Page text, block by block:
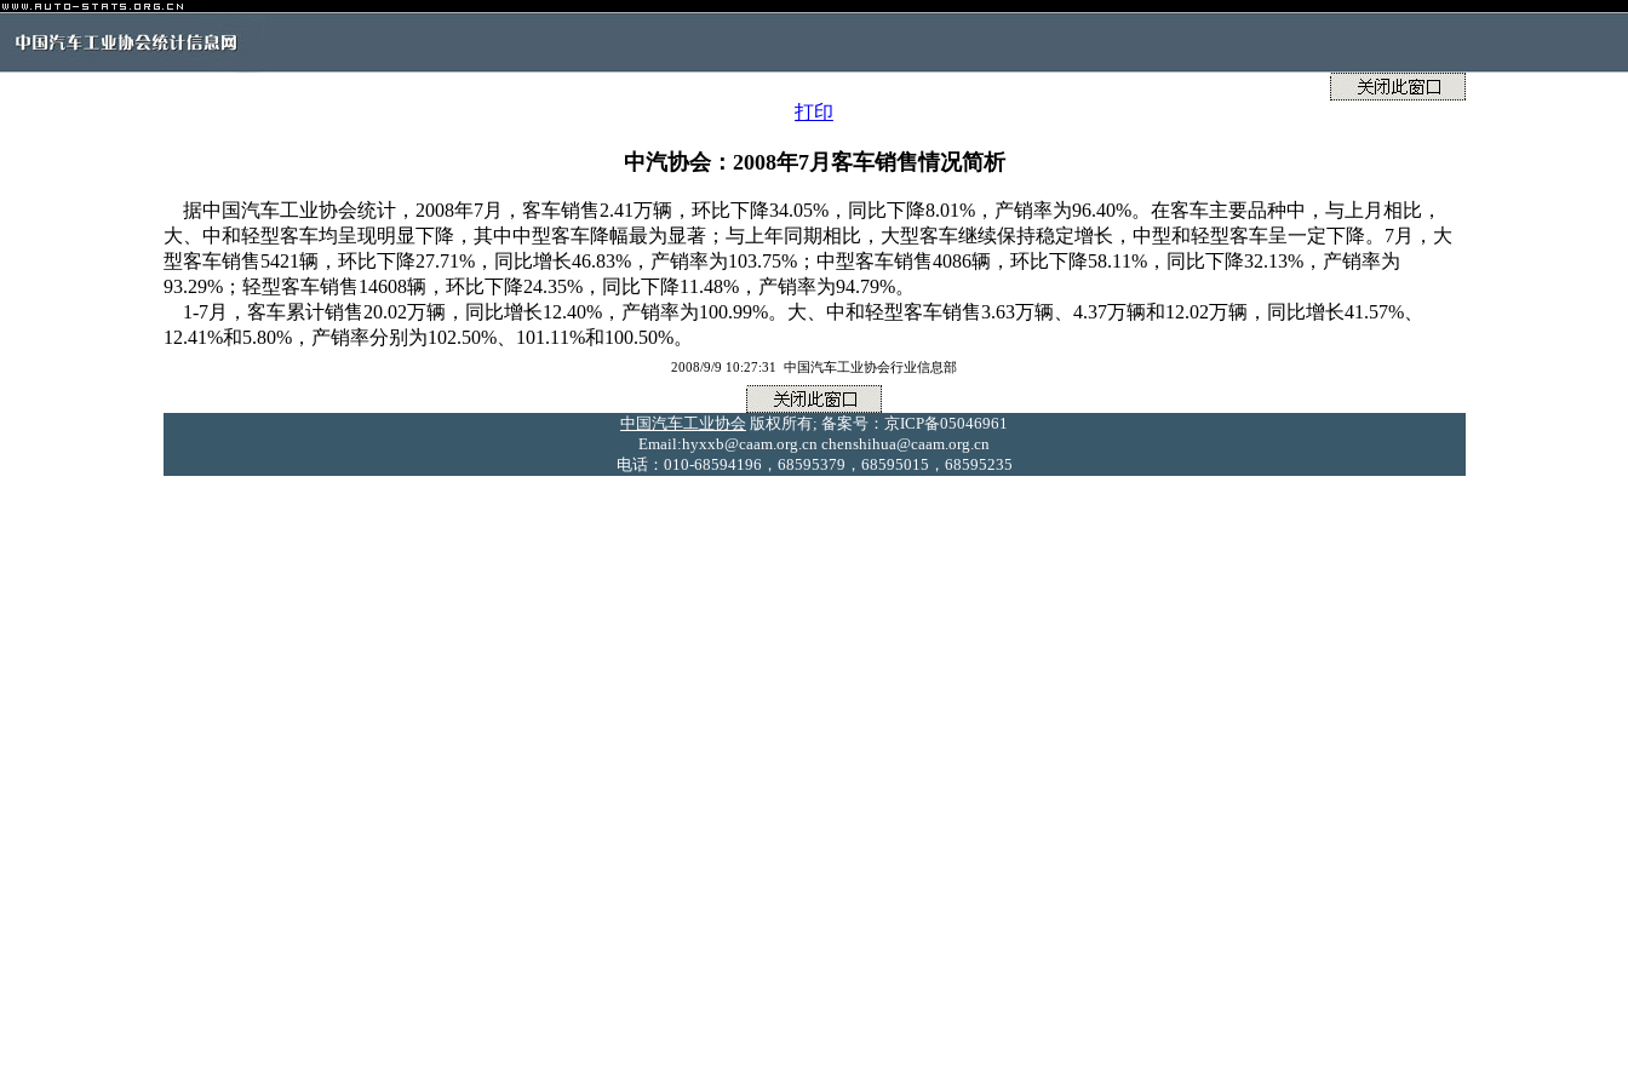
打印
中汽协会：2008年7月客车销售情况简析
据中国汽车工业协会统计，2008年7月，客车销售2.41万辆，环比下降34.05%，同比下降8.01%，产销率为96.40%。在客车主要品种中，与上月相比，
大、中和轻型客车均呈现明显下降，其中中型客车降幅最为显著；与上年同期相比，大型客车继续保持稳定增长，中型和轻型客车呈一定下降。7月，大
型客车销售5421辆，环比下降27.71%，同比增长46.83%，产销率为103.75%；中型客车销售4086辆，环比下降58.11%，同比下降32.13%，产销率为
93.29%；轻型客车销售14608辆，环比下降24.35%，同比下降11.48%，产销率为94.79%。
1-7月，客车累计销售20.02万辆，同比增长12.40%，产销率为100.99%。大、中和轻型客车销售3.63万辆、4.37万辆和12.02万辆，同比增长41.57%、
12.41%和5.80%，产销率分别为102.50%、101.11%和100.50%。
2008/9/9 10:27:31 中国汽车工业协会行业信息部
中国汽车工业协会 版权所有; 备案号：京ICP备05046961
Email:hyxxb@caam.org.cn chenshihua@caam.org.cn
电话：010-68594196，68595379，68595015，68595235